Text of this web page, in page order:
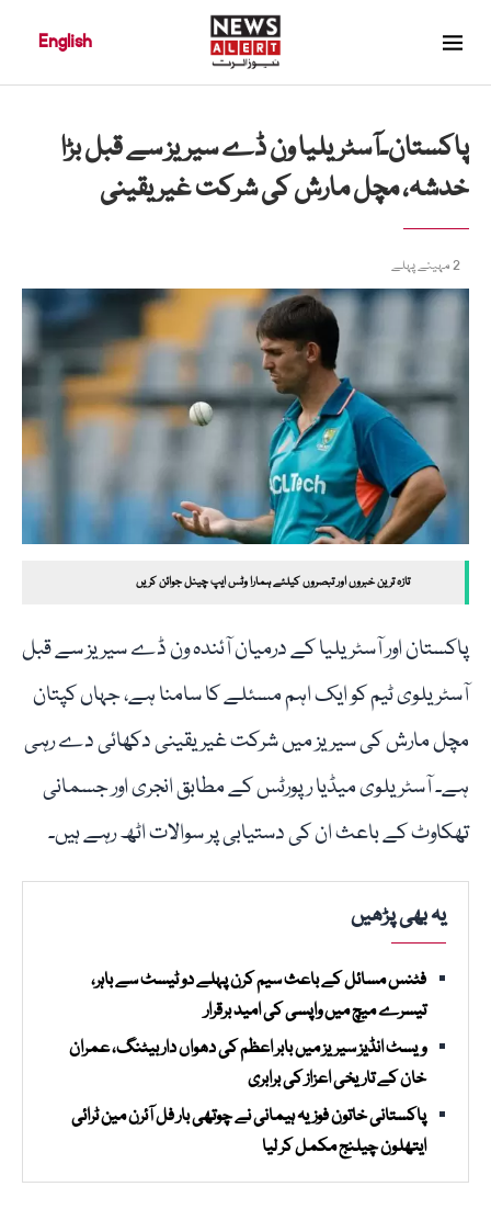
English
پاکستان۔آسٹریلیا ون ڈے سیریز سے قبل بڑا
خدشہ، مچل مارش کی شرکت غیر یقینی
2 مہینے پہلے
تازہ ترین خبروں اور تبصروں کیلئے ہمارا وٹس ایپ چینل جوائن کریں
پاکستان اور آسٹریلیا کے درمیان آئندہ ون ڈے سیریز سے قبل
آسٹریلوی ٹیم کو ایک اہم مسئلے کا سامنا ہے، جہاں کپتان
مچل مارش کی سیریز میں شرکت غیر یقینی دکھائی دے رہی
ہے۔ آسٹریلوی میڈیا رپورٹس کے مطابق انجری اور جسمانی
تھکاوٹ کے باعث ان کی دستیابی پر سوالات اٹھ رہے ہیں۔
یہ بھی پڑھیں
فٹنس مسائل کے باعث سیم کرن پہلے دو ٹیسٹ سے باہر،
تیسرے میچ میں واپسی کی امید برقرار
ویسٹ انڈیز سیریز میں بابر اعظم کی دھواں دار بیٹنگ، عمران
خان کے تاریخی اعزاز کی برابری
پاکستانی خاتون فوزیہ ہیمانی نے چوتھی بار فل آئرن مین ٹرائی
ایتھلون چیلنج مکمل کر لیا